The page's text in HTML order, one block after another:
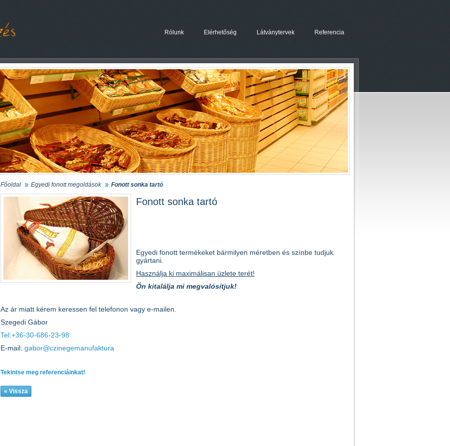
Rólunk Elérhetőség Látványtervek Referencia
Főoldal Egyedi fonott megoldások Fonott sonka tartó
Fonott sonka tartó
Egyedi fonott termékeket bármilyen méretben és színbe tudjuk
gyártani.
Használja ki maximálisan üzlete terét!
Ön kitalálja mi megvalósítjuk!
Az ár miatt kérem keressen fel telefonon vagy e-mailen.
Szegedi Gábor
Tel:+36-30-686-23-98
E-mail: gabor@czinegemanufaktura
Tekintse meg referenciáinkat!
« Vissza